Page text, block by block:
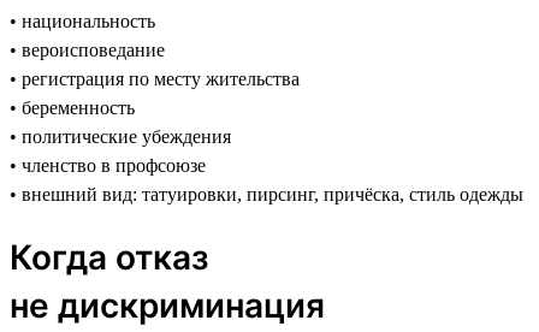
• национальность
• вероисповедание
• регистрация по месту жительства
• беременность
• политические убеждения
• членство в профсоюзе
• внешний вид: татуировки, пирсинг, причёска, стиль одежды
Когда отказ
не дискриминация